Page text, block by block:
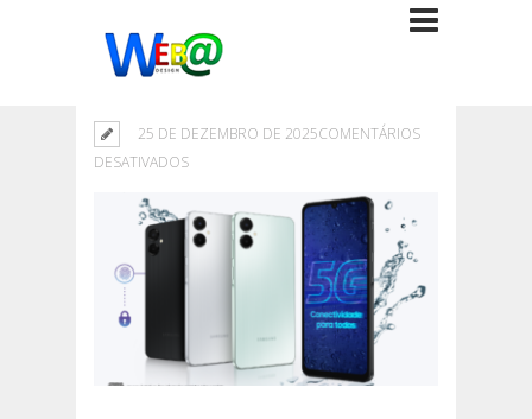
25 DE DEZEMBRO DE 2025COMENTÁRIOS
DESATIVADOSEM